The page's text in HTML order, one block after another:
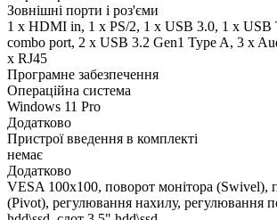
Зовнішні порти і роз'єми
1 x HDMI in, 1 x PS/2, 1 x USB 3.0, 1 x USB
combo port, 2 x USB 3.2 Gen1 Type A, 3 x
x RJ45
Програмне забезпечення
Операційна система
Windows 11 Pro
Додатково
Пристрої введення в комплекті
немає
Додатково
VESA 100x100, поворот монітора (Swivel),
(Pivot), регулювання нахилу, регулювання